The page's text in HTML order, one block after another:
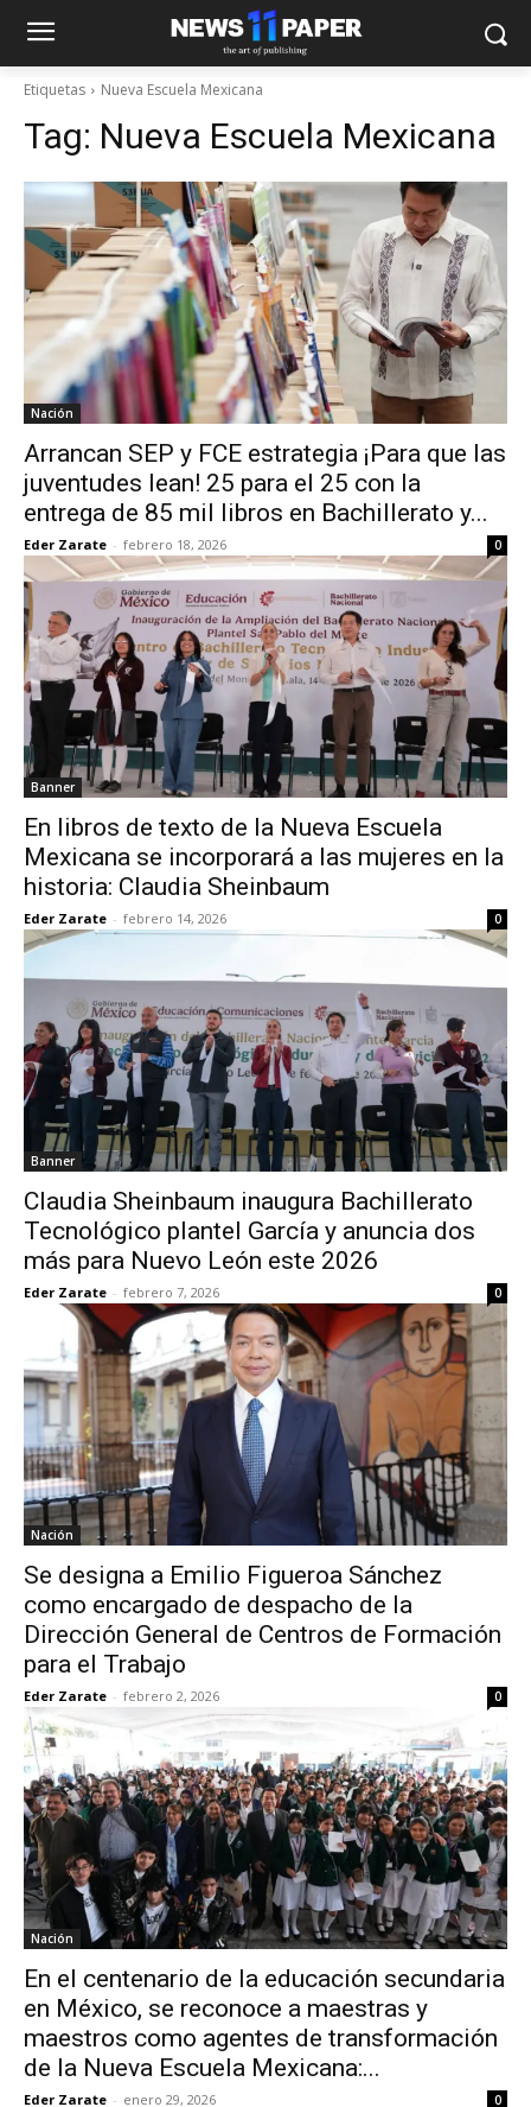
Etiquetas Nueva Escuela Mexicana
Tag: Nueva Escuela Mexicana
Nación
Arrancan SEP y FCE estrategia ¡Para que las
juventudes lean! 25 para el 25 con la
entrega de 85 mil libros en Bachillerato y...
Eder Zarate - febrero 18, 2026 0
Banner
En libros de texto de la Nueva Escuela
Mexicana se incorporará a las mujeres en la
historia: Claudia Sheinbaum
Eder Zarate - febrero 14, 2026 0
Banner
Claudia Sheinbaum inaugura Bachillerato
Tecnológico plantel García y anuncia dos
más para Nuevo León este 2026
Eder Zarate - febrero 7, 2026 0
Nación
Se designa a Emilio Figueroa Sánchez
como encargado de despacho de la
Dirección General de Centros de Formación
para el Trabajo
Eder Zarate - febrero 2, 2026 0
Nación
En el centenario de la educación secundaria
en México, se reconoce a maestras y
maestros como agentes de transformación
de la Nueva Escuela Mexicana:...
Eder Zarate - enero 29, 2026 0